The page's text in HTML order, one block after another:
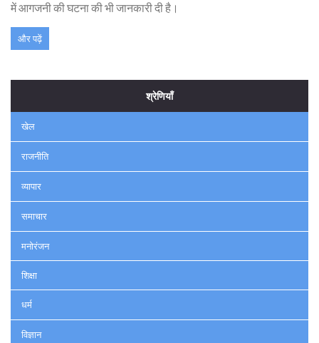
में आगजनी की घटना की भी जानकारी दी है।
और पढ़ें
श्रेणियाँ
खेल
राजनीति
व्यापार
समाचार
मनोरंजन
शिक्षा
धर्म
विज्ञान